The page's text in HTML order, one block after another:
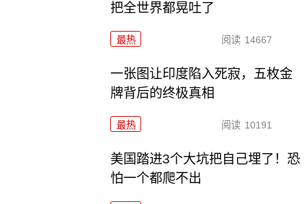
把全世界都晃吐了
最热 阅读 14667
一张图让印度陷入死寂，五枚金
牌背后的终极真相
最热 阅读 10191
美国踏进3个大坑把自己埋了！恐
怕一个都爬不出